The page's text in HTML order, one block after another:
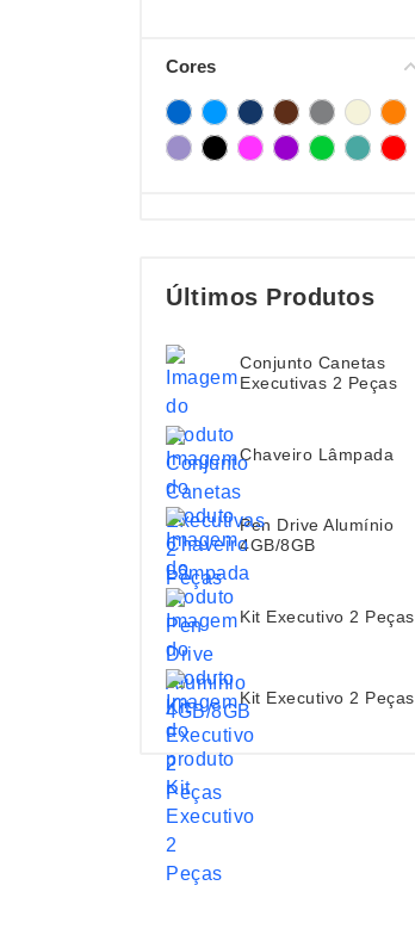
Cores
Últimos Produtos
Conjunto Canetas
Executivas 2 Peças
Chaveiro Lâmpada
Pen Drive Alumínio
4GB/8GB
Kit Executivo 2 Peças
Kit Executivo 2 Peças